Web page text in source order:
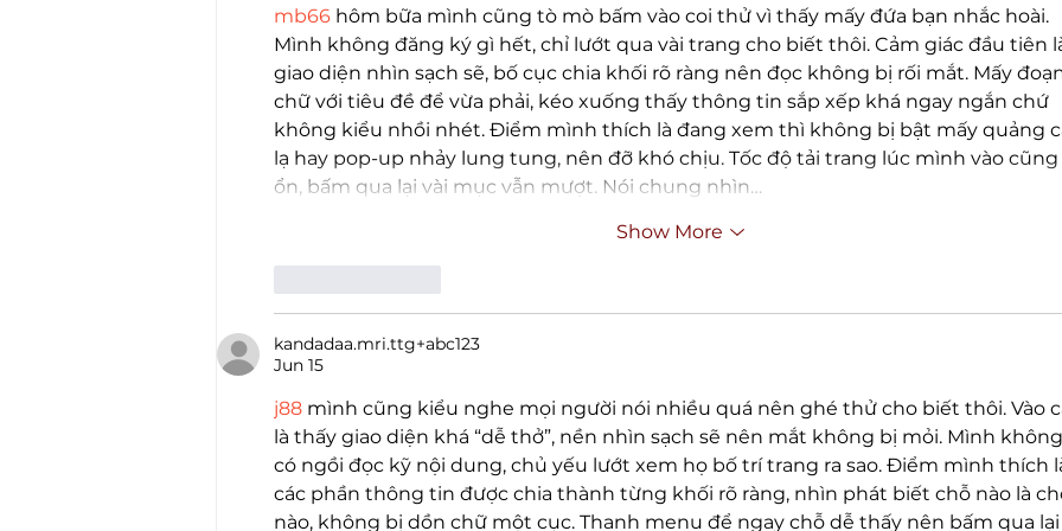
mb66 hôm bữa mình cũng tò mò bấm vào coi thử vì thấy mấy đứa bạn nhắc hoài.
Mình không đăng ký gì hết, chỉ lướt qua vài trang cho biết thôi. Cảm giác đầu tiên
giao diện nhìn sạch sẽ, bố cục chia khối rõ ràng nên đọc không bị rối mắt. Mấy
chữ với tiêu đề để vừa phải, kéo xuống thấy thông tin sắp xếp khá ngay ngắn chứ
không kiểu nhồi nhét. Điểm mình thích là đang xem thì không bị bật mấy quảng
lạ hay pop-up nhảy lung tung, nên đỡ khó chịu. Tốc độ tải trang lúc mình vào cũng
ổn, bấm qua lại vài mục vẫn mượt. Nói chung nhìn…
Show More
kandadaa.mri.ttg+abc123
Jun 15
j88 mình cũng kiểu nghe mọi người nói nhiều quá nên ghé thử cho biết thôi. Vào
là thấy giao diện khá “dễ thở”, nền nhìn sạch sẽ nên mắt không bị mỏi. Mình không
có ngồi đọc kỹ nội dung, chủ yếu lướt xem họ bố trí trang ra sao. Điểm mình thích
các phần thông tin được chia thành từng khối rõ ràng, nhìn phát biết chỗ nào là
nào, không bị dồn chữ một cục. Thanh menu để ngay chỗ dễ thấy nên bấm qua lại